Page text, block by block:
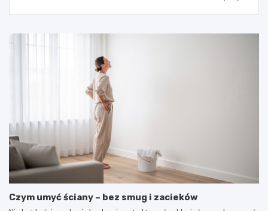
Czym umyć ściany – bez smug i zacieków